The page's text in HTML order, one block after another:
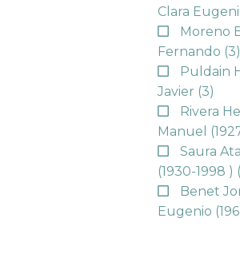
Clara
Moreno
Fernando (3)
Puldain
Javier (3)
Rivera
Manuel
Saura
(1930-1998 )
Benet
Eugenio